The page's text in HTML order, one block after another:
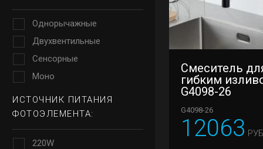
Однорычажные
Двухвентильные
Сенсорные
Моно
ИСТОЧНИК ПИТАНИЯ
ФОТОЭЛЕМЕНТА:
220W
Смеситель
гибким
G4098-26
G4098-26
12063